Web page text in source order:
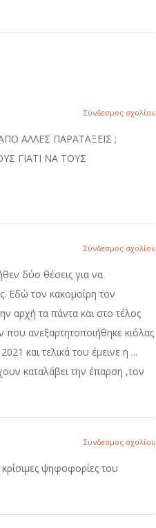
Σύνδεσμος σχολίου
ΑΛΛΕΣ ΠΑΡΑΤΑΞΕΙΣ ;
ΓΙΑΤΙ ΝΑ ΤΟΥΣ
Σύνδεσμος σχολίου
δύο θέσεις για να
Εδώ τον κακομοίρη τον
αρχή τα πάντα και στο τέλος
ανεξαρτητοποιήθηκε κιόλας
και τελικά του έμεινε η ...
καταλάβει την έπαρση ,τον
Σύνδεσμος σχολίου
ψηφοφορίες του